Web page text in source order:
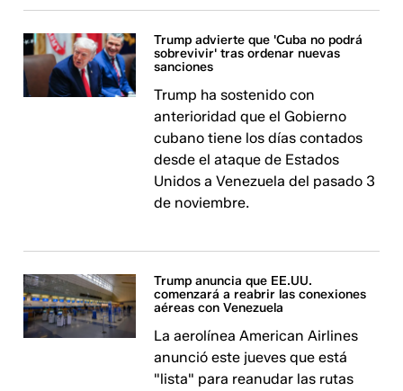
Trump advierte que 'Cuba no podrá
sobrevivir' tras ordenar nuevas
sanciones
Trump ha sostenido con
anterioridad que el Gobierno
cubano tiene los días contados
desde el ataque de Estados
Unidos a Venezuela del pasado 3
de noviembre.
Trump anuncia que EE.UU.
comenzará a reabrir las conexiones
aéreas con Venezuela
La aerolínea American Airlines
anunció este jueves que está
"lista" para reanudar las rutas